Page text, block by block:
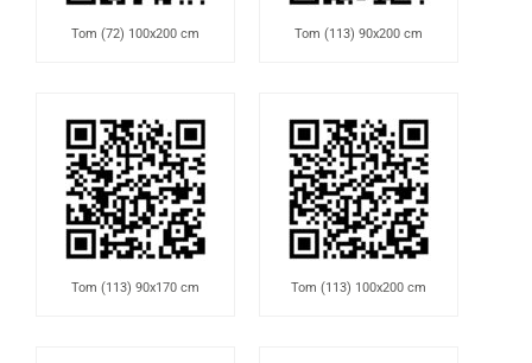
Tom (72) 100x200 cm Tom (113) 90x200 cm
Tom (113) 90x170 cm Tom (113) 100x200 cm